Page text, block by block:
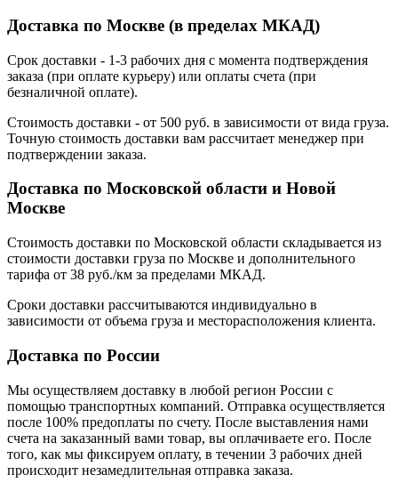
Доставка по Москве (в пределах МКАД)
Срок доставки - 1-3 рабочих дня с момента подтверждения
заказа (при оплате курьеру) или оплаты счета (при
безналичной оплате).
Стоимость доставки - от 500 руб. в зависимости от вида груза.
Точную стоимость доставки вам рассчитает менеджер при
подтверждении заказа.
Доставка по Московской области и Новой
Москве
Стоимость доставки по Московской области складывается из
стоимости доставки груза по Москве и дополнительного
тарифа от 38 руб./км за пределами МКАД.
Сроки доставки рассчитываются индивидуально в
зависимости от объема груза и месторасположения клиента.
Доставка по России
Мы осуществляем доставку в любой регион России с
помощью транспортных компаний. Отправка осуществляется
после 100% предоплаты по счету. После выставления нами
счета на заказанный вами товар, вы оплачиваете его. После
того, как мы фиксируем оплату, в течении 3 рабочих дней
происходит незамедлительная отправка заказа.